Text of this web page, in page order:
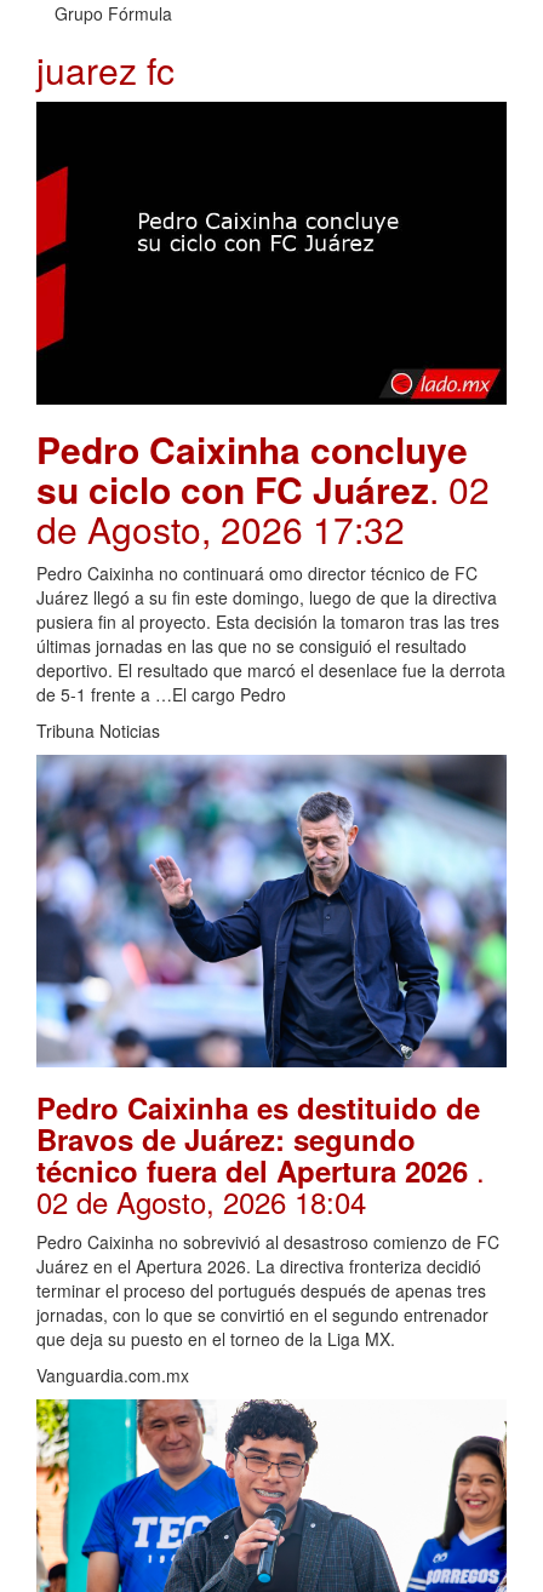
Grupo Fórmula
juarez fc
Pedro Caixinha concluye
su ciclo con FC Juárez. 02
de Agosto, 2026 17:32
Pedro Caixinha no continuará omo director técnico de FC
Juárez llegó a su fin este domingo, luego de que la directiva
pusiera fin al proyecto. Esta decisión la tomaron tras las tres
últimas jornadas en las que no se consiguió el resultado
deportivo. El resultado que marcó el desenlace fue la derrota
de 5-1 frente a …El cargo Pedro
Tribuna Noticias
Pedro Caixinha es destituido de
Bravos de Juárez: segundo
técnico fuera del Apertura 2026 .
02 de Agosto, 2026 18:04
Pedro Caixinha no sobrevivió al desastroso comienzo de FC
Juárez en el Apertura 2026. La directiva fronteriza decidió
terminar el proceso del portugués después de apenas tres
jornadas, con lo que se convirtió en el segundo entrenador
que deja su puesto en el torneo de la Liga MX.
Vanguardia.com.mx